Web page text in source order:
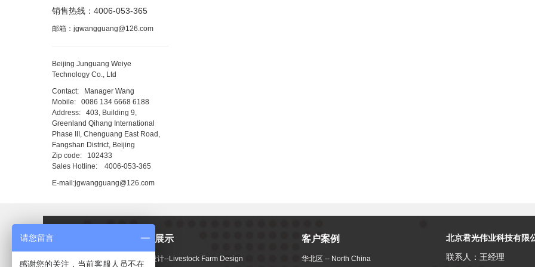
销售热线：4006-053-365
邮箱： jgwangguang@126.com
Beijing Junguang Weiye
Technology Co., Ltd
Contact: Manager Wang
Mobile: 0086 134 6668 6188
Address: 403, Building 9,
Greenland Qihang International
Phase III, Chenguang East Road,
Fangshan District, Beijing
Zip code: 102433
Sales Hotline: 4006-053-365
E-mail :jgwangguang@126.com
公司新闻 -
产品展示
牧场设计--Livestock Farm Design
客户案例
华北区 -- North China
北京君光伟业科技有限
联系人：王经理
请您留言
感谢您的关注，当前客服人员不在